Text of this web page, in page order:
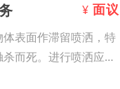
¥ 面议
表面作滞留喷洒，特
而死。进行喷洒应根